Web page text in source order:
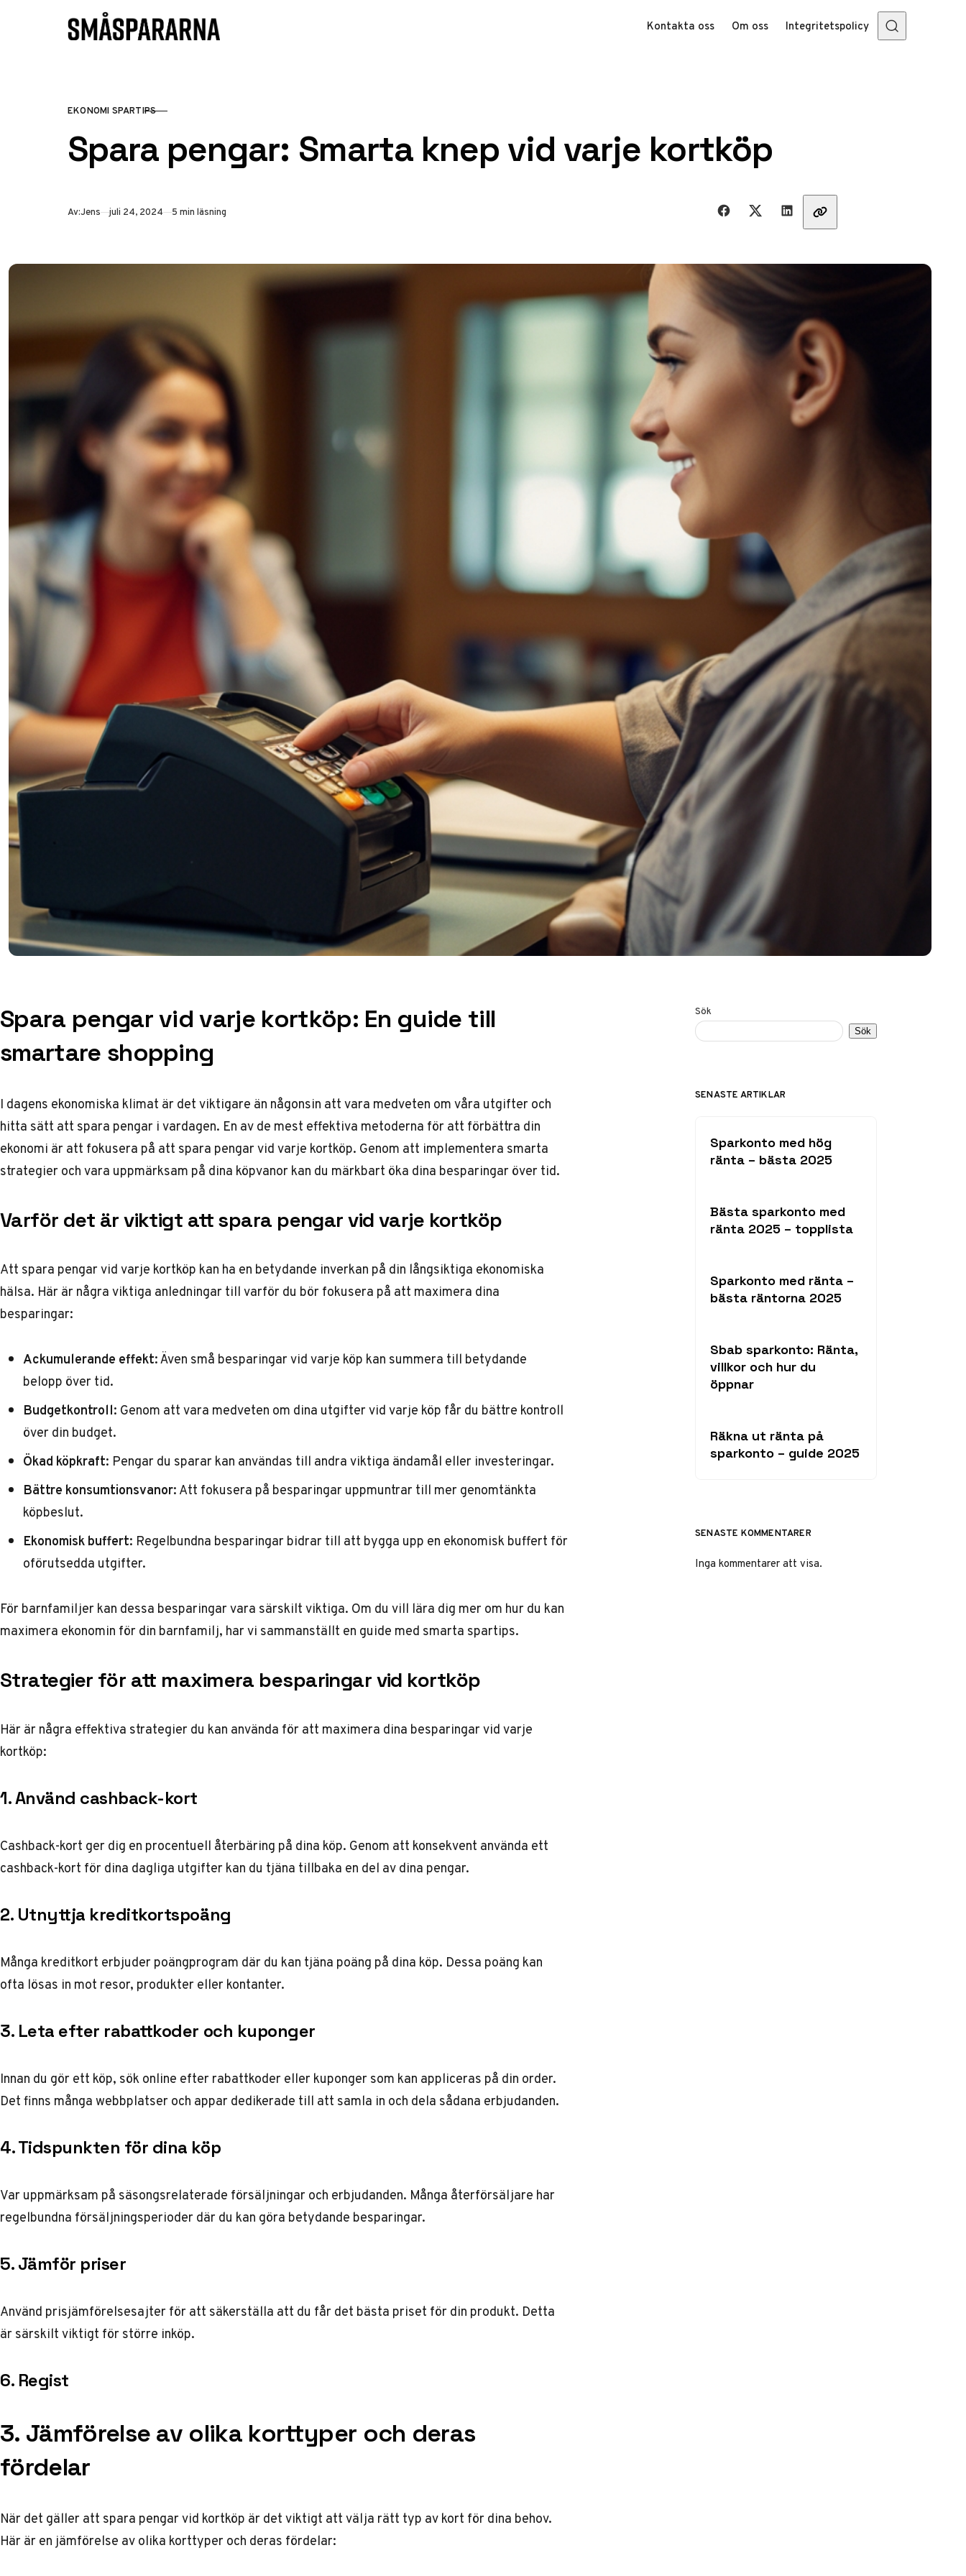
Hoppa till innehåll
Kontakta oss Om oss Integritetspolicy
KATEGORI
EKONOMI SPARTIPS
Spara pengar: Smarta knep vid varje kortköp
Av:Jens Publicerad
juli 24, 2024 5 min läsning Dela med vänner
Spara pengar vid varje kortköp: En guide till
smartare shopping
I dagens ekonomiska klimat är det viktigare än någonsin att vara medveten om våra utgifter och
hitta sätt att spara pengar i vardagen. En av de mest effektiva metoderna för att förbättra din
ekonomi är att fokusera på att spara pengar vid varje kortköp. Genom att implementera smarta
strategier och vara uppmärksam på dina köpvanor kan du märkbart öka dina besparingar över tid.
Varför det är viktigt att spara pengar vid varje kortköp
Att spara pengar vid varje kortköp kan ha en betydande inverkan på din långsiktiga ekonomiska
hälsa. Här är några viktiga anledningar till varför du bör fokusera på att maximera dina
besparingar:
Ackumulerande effekt:Även små besparingar vid varje köp kan summera till betydande
belopp över tid.
Budgetkontroll: Genom att vara medveten om dina utgifter vid varje köp får du bättre kontroll
över din budget.
Ökad köpkraft: Pengar du sparar kan användas till andra viktiga ändamål eller investeringar.
Bättre konsumtionsvanor:Att fokusera på besparingar uppmuntrar till mer genomtänkta
köpbeslut.
Ekonomisk buffert: Regelbundna besparingar bidrar till att bygga upp en ekonomisk buffert för
oförutsedda utgifter.
För barnfamiljer kan dessa besparingar vara särskilt viktiga. Om du vill lära dig mer om hur du kan
maximera ekonomin för din barnfamilj, har vi sammanställt en guide med smarta spartips.
Strategier för att maximera besparingar vid kortköp
Här är några effektiva strategier du kan använda för att maximera dina besparingar vid varje
kortköp:
1. Använd cashback-kort
Cashback-kort ger dig en procentuell återbäring på dina köp. Genom att konsekvent använda ett
cashback-kort för dina dagliga utgifter kan du tjäna tillbaka en del av dina pengar.
2. Utnyttja kreditkortspoäng
Många kreditkort erbjuder poängprogram där du kan tjäna poäng på dina köp. Dessa poäng kan
ofta lösas in mot resor, produkter eller kontanter.
3. Leta efter rabattkoder och kuponger
Innan du gör ett köp, sök online efter rabattkoder eller kuponger som kan appliceras på din order.
Det finns många webbplatser och appar dedikerade till att samla in och dela sådana erbjudanden.
4. Tidspunkten för dina köp
Var uppmärksam på säsongsrelaterade försäljningar och erbjudanden. Många återförsäljare har
regelbundna försäljningsperioder där du kan göra betydande besparingar.
5. Jämför priser
Använd prisjämförelsesajter för att säkerställa att du får det bästa priset för din produkt. Detta
är särskilt viktigt för större inköp.
6. Regist
3. Jämförelse av olika korttyper och deras
fördelar
När det gäller att spara pengar vid kortköp är det viktigt att välja rätt typ av kort för dina behov.
Här är en jämförelse av olika korttyper och deras fördelar:
Sök
Sök
SENASTE ARTIKLAR
Sparkonto med hög
ränta – bästa 2025
Bästa sparkonto med
ränta 2025 – topplista
Sparkonto med ränta –
bästa räntorna 2025
Sbab sparkonto: Ränta,
villkor och hur du
öppnar
Räkna ut ränta på
sparkonto – guide 2025
SENASTE KOMMENTARER
Inga kommentarer att visa.